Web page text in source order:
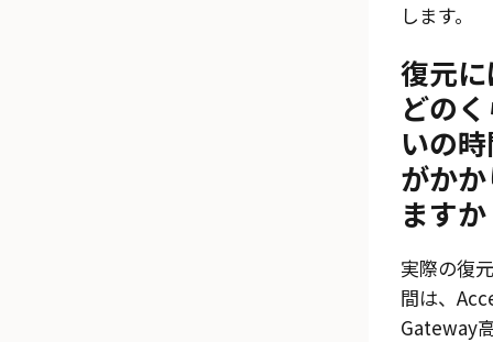
します。
復元
どの
いの
がか
ます
実際の復
間は、
Gateway